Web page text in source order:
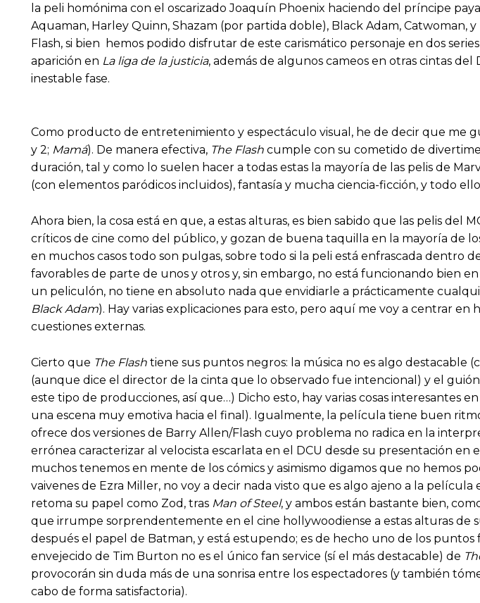
la peli homónima con el oscarizado Joaquín Phoenix haciendo del príncipe
Aquaman, Harley Quinn, Shazam (por partida doble), Black Adam,
Flash, si bien hemos podido disfrutar de este carismático personaje en dos
aparición en La liga de la justicia, además de algunos cameos en otras cintas
inestable fase.
Como producto de entretenimiento y espectáculo visual, he de decir que me
y 2; Mamá). De manera efectiva, The Flash cumple con su cometido de
duración, tal y como lo suelen hacer a todas estas la mayoría de las pelis de
(con elementos paródicos incluidos), fantasía y mucha ciencia-ficción, y todo
Ahora bien, la cosa está en que, a estas alturas, es bien sabido que las pelis del
críticos de cine como del público, y gozan de buena taquilla en la mayoría de
en muchos casos todo son pulgas, sobre todo si la peli está enfrascada dentro
favorables de parte de unos y otros y, sin embargo, no está funcionando bien
un peliculón, no tiene en absoluto nada que envidiarle a prácticamente
Black Adam). Hay varias explicaciones para esto, pero aquí me voy a centrar
cuestiones externas.
Cierto que The Flash tiene sus puntos negros: la música no es algo destacable
(aunque dice el director de la cinta que lo observado fue intencional) y el
este tipo de producciones, así que…) Dicho esto, hay varias cosas interesantes
una escena muy emotiva hacia el final). Igualmente, la película tiene buen
ofrece dos versiones de Barry Allen/Flash cuyo problema no radica en la
errónea caracterizar al velocista escarlata en el DCU desde su presentación
muchos tenemos en mente de los cómics y asimismo digamos que no hemos
vaivenes de Ezra Miller, no voy a decir nada visto que es algo ajeno a la
retoma su papel como Zod, tras Man of Steel, y ambos están bastante bien,
que irrumpe sorprendentemente en el cine hollywoodiense a estas alturas de
después el papel de Batman, y está estupendo; es de hecho uno de los
envejecido de Tim Burton no es el único fan service (sí el más destacable) de
provocorán sin duda más de una sonrisa entre los espectadores (y también
cabo de forma satisfactoria).